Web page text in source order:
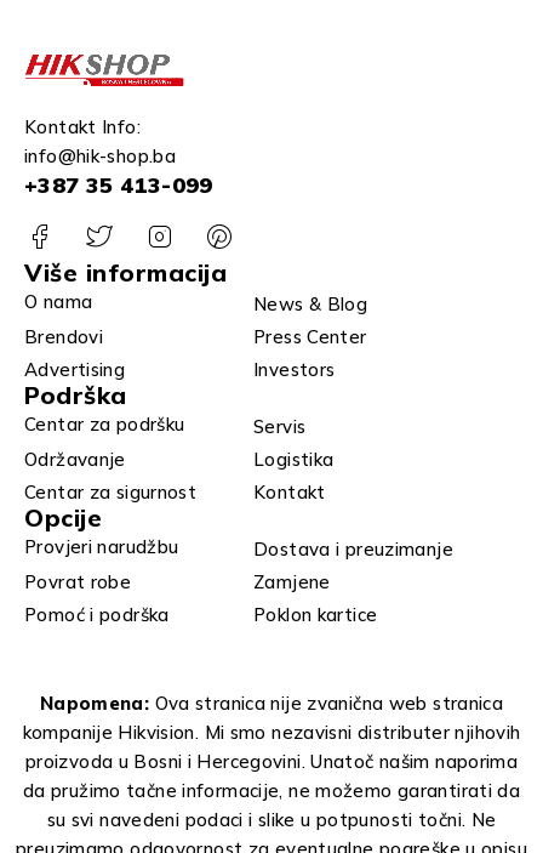
Kontakt Info:
info@hik-shop.ba
+387 35 413-099
Više informacija
O nama
News & Blog
Brendovi
Press Center
Advertising
Investors
Podrška
Centar za podršku
Servis
Održavanje
Logistika
Centar za sigurnost
Kontakt
Opcije
Provjeri narudžbu
Dostava i preuzimanje
Povrat robe
Zamjene
Pomoć i podrška
Poklon kartice
Napomena: Ova stranica nije zvanična web stranica
kompanije Hikvision. Mi smo nezavisni distributer njihovih
proizvoda u Bosni i Hercegovini. Unatoč našim naporima
da pružimo tačne informacije, ne možemo garantirati da
su svi navedeni podaci i slike u potpunosti točni. Ne